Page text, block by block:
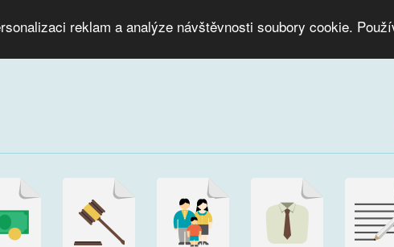
reklam a analýze návštěvnosti soubory cookie.